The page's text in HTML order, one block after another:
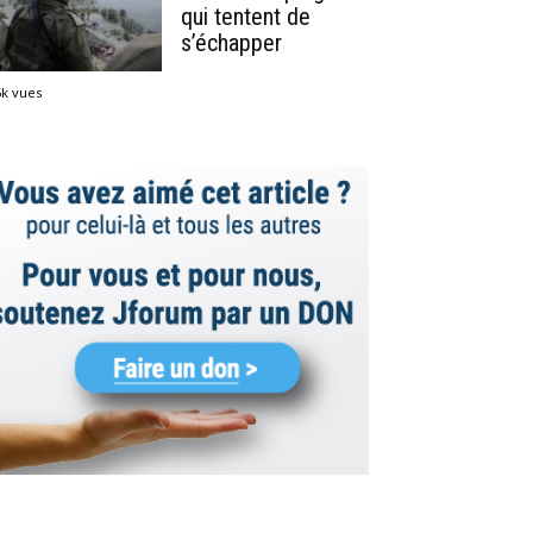
qui tentent de
s’échapper
vues